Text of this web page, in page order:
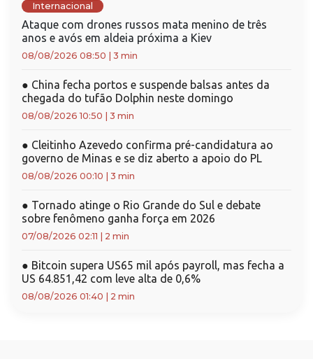
Internacional
Ataque com drones russos mata menino de três
anos e avós em aldeia próxima a Kiev
08/08/2026 08:50 3 min
● China fecha portos e suspende balsas antes da
chegada do tufão Dolphin neste domingo
08/08/2026 10:50 3 min
● Cleitinho Azevedo confirma pré-candidatura ao
governo de Minas e se diz aberto a apoio do PL
08/08/2026 00:10 3 min
● Tornado atinge o Rio Grande do Sul e debate
sobre fenômeno ganha força em 2026
07/08/2026 02:11 2 min
● Bitcoin supera US65 mil após payroll, mas fecha a
US 64.851,42 com leve alta de 0,6%
08/08/2026 01:40 2 min